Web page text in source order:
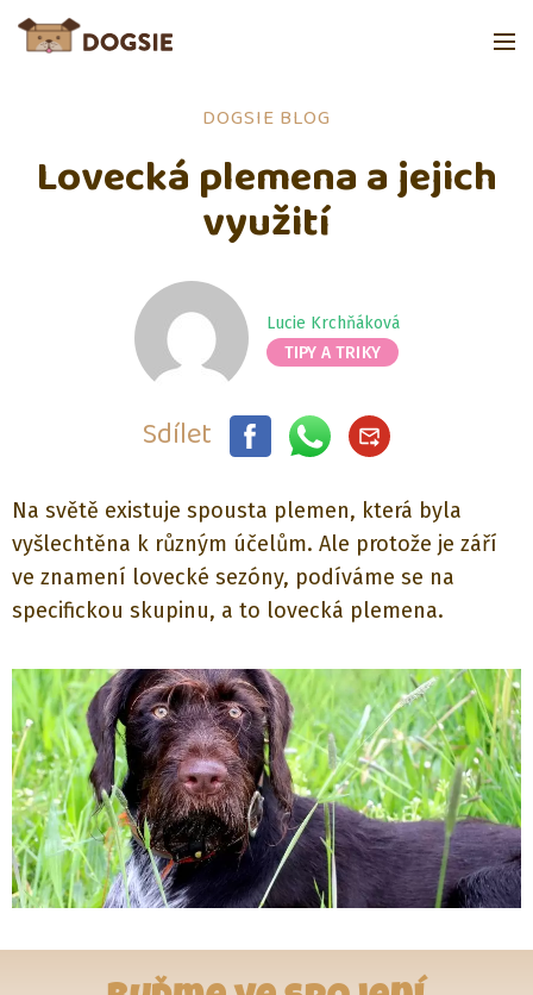
DOGSIE BLOG
Lovecká plemena a jejich
využití
Lucie Krchňáková
TIPY A TRIKY
Sdílet
Na světě existuje spousta plemen, která byla
vyšlechtěna k různým účelům. Ale protože je září
ve znamení lovecké sezóny, podíváme se na
specifickou skupinu, a to lovecká plemena.